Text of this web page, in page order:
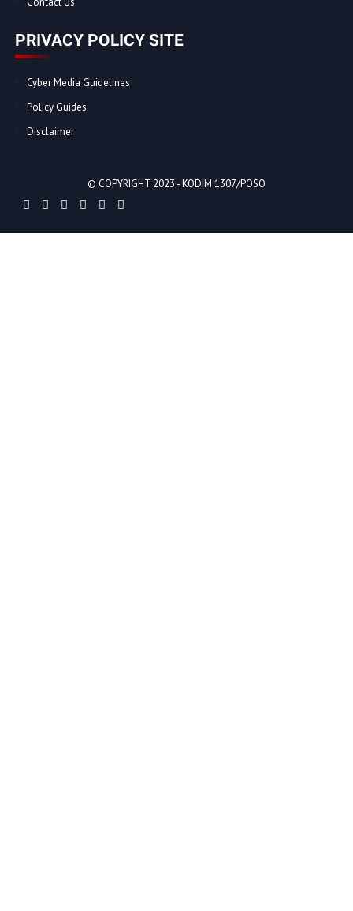
PRIVACY POLICY SITE
Cyber Media Guidelines
Policy Guides
Disclaimer
© COPYRIGHT 2023 -KODIM 1307/POSO